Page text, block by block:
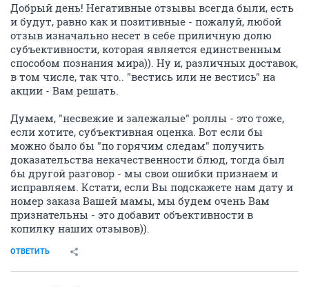
Добрый день! Негативные отзывы всегда были, есть
и будут, равно как и позитивные - пожалуй, любой
отзыв изначально несет в себе приличную долю
субъективности, которая является единственным
способом познания мира)). Ну и, различных доставок,
в том числе, так что.. "вестись или не вестись" на
акции - Вам решать.
Думаем, "несвежие и залежалые" роллы - это тоже,
если хотите, субъективная оценка. Вот если бы
можно было бы "по горячим следам" получить
доказательства некачественности блюд, тогда был
бы другой разговор - мы свои ошибки признаем и
исправляем. Кстати, если Вы подскажете нам дату и
номер заказа Вашей мамы, мы будем очень Вам
признательны - это добавит объективности в
копилку наших отзывов)).
ОТВЕТИТЬ